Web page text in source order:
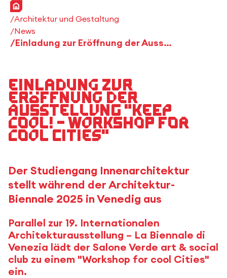
Startseite
Architektur und Gestaltung
News
Einladung zur Eröffnung der Ausstellung "keep cool! – Workshop for cool Cities"
Einladung zur
Eröffnung der
Ausstellung "keep
cool! – Workshop for
cool Cities"
Der Studiengang Innenarchitektur
stellt während der Architektur-
Biennale 2025 in Venedig aus
Parallel zur 19. Internationalen
Architekturausstellung – La Biennale di
Venezia lädt der Salone Verde art & social
club zu einem "Workshop for cool Cities"
ein.